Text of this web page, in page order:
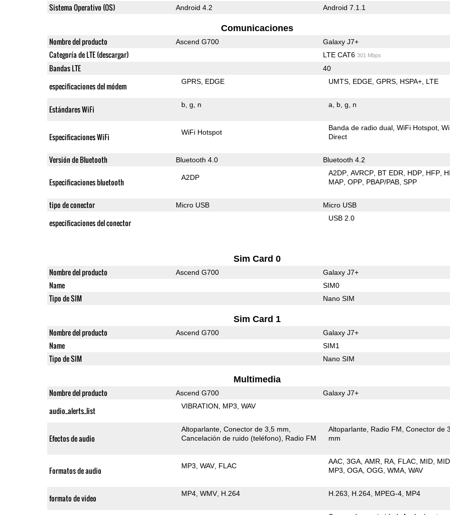
Sistema Operativo (OS) Android 4.2 Android 7.1.1
Comunicaciones
Nombre del producto Ascend G700 Galaxy J7+
Categoría de LTE (descargar) LTE CAT6 301 Mbps
Bandas LTE 40
especificaciones del módem GPRS EDGE UMTS EDGE GPRS HSPA+ LTE
Estándares WiFi b g n a b g n
Especificaciones WiFi WiFi Hotspot
Banda de radio dual WiFi Hotspot
Direct
Versión de Bluetooth Bluetooth 4.0 Bluetooth 4.2
Especificaciones bluetooth A2DP
A2DP AVRCP BT EDR HDP HFP
MAP OPP PBAP/PAB SPP
tipo de conector Micro USB Micro USB
especificaciones del conector USB 2.0
Sim Card 0
Nombre del producto Ascend G700 Galaxy J7+
Name SIM0
Tipo de SIM Nano SIM
Sim Card 1
Nombre del producto Ascend G700 Galaxy J7+
Name SIM1
Tipo de SIM Nano SIM
Multimedia
Nombre del producto Ascend G700 Galaxy J7+
audio_alerts_list VIBRATION MP3 WAV
Efectos de audio
Altoparlante Conector de 3,5 mm
Cancelación de ruido (teléfono)
Radio FM
Altoparlante Radio FM Conector de
mm
Formatos de audio MP3 WAV FLAC
AAC 3GA AMR RA FLAC MID
MP3 OGA OGG WMA WAV
formato de video MP4 WMV H.264 H.263 H.264 MPEG-4 MP4